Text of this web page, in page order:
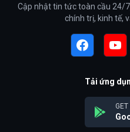
Cập nhật tin tức toàn cầu 24/
chính trị, kinh tế,
Tải ứng